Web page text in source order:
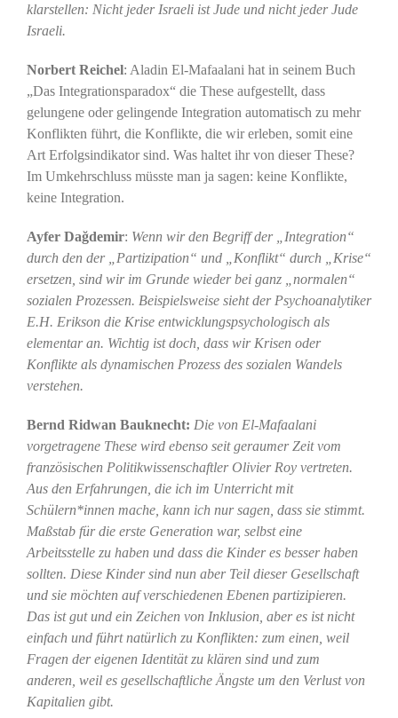
klarstellen: Nicht jeder Israeli ist Jude und nicht jeder Jude
Israeli.
Norbert Reichel: Aladin El-Mafaalani hat in seinem Buch
„Das Integrationsparadox“ die These aufgestellt, dass
gelungene oder gelingende Integration automatisch zu mehr
Konflikten führt, die Konflikte, die wir erleben, somit eine
Art Erfolgsindikator sind. Was haltet ihr von dieser These?
Im Umkehrschluss müsste man ja sagen: keine Konflikte,
keine Integration.
Ayfer Dağdemir: Wenn wir den Begriff der „Integration“
durch den der „Partizipation“ und „Konflikt“ durch „Krise“
ersetzen, sind wir im Grunde wieder bei ganz „normalen“
sozialen Prozessen. Beispielsweise sieht der Psychoanalytiker
E.H. Erikson die Krise entwicklungspsychologisch als
elementar an. Wichtig ist doch, dass wir Krisen oder
Konflikte als dynamischen Prozess des sozialen Wandels
verstehen.
Bernd Ridwan Bauknecht: Die von El-Mafaalani
vorgetragene These wird ebenso seit geraumer Zeit vom
französischen Politikwissenschaftler Olivier Roy vertreten.
Aus den Erfahrungen, die ich im Unterricht mit
Schülern*innen mache, kann ich nur sagen, dass sie stimmt.
Maßstab für die erste Generation war, selbst eine
Arbeitsstelle zu haben und dass die Kinder es besser haben
sollten. Diese Kinder sind nun aber Teil dieser Gesellschaft
und sie möchten auf verschiedenen Ebenen partizipieren.
Das ist gut und ein Zeichen von Inklusion, aber es ist nicht
einfach und führt natürlich zu Konflikten: zum einen, weil
Fragen der eigenen Identität zu klären sind und zum
anderen, weil es gesellschaftliche Ängste um den Verlust von
Kapitalien gibt.